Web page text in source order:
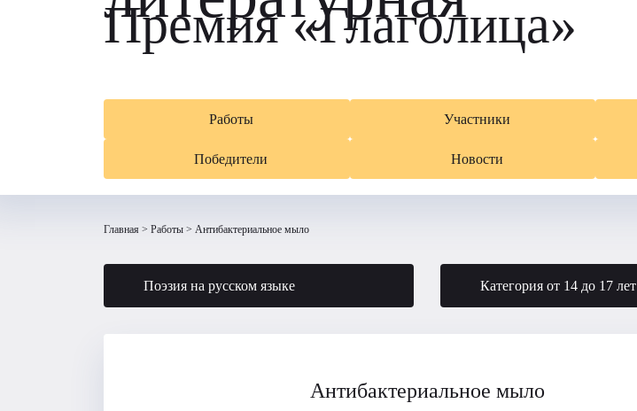
Премия «Глаголица»
Работы Участники
Победители Новости
Главная Работы Антибактериальное мыло
Поэзия на русском языке Категория от 14 до 17 лет
Антибактериальное мыло